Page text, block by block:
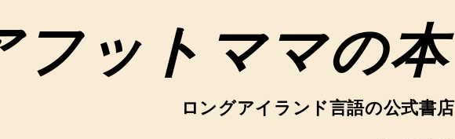
フットママの本
ロングアイランド言語の公式書店